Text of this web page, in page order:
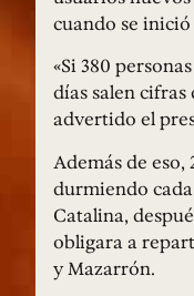
cuando se inició
«Si 380
días salen cifras
advertido el
Además de eso,
durmiendo
Catalina,
obligara a
y Mazarrón.